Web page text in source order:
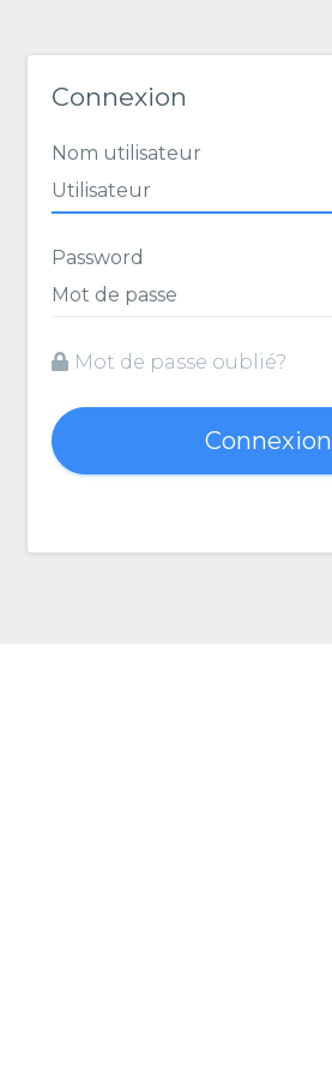
Connexion
Nom utilisateur
Password
Mot de passe oublié?
Connexion